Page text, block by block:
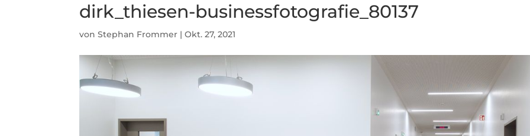
dirk_thiesen-businessfotografie_80137
vonStephan Frommer |Okt. 27, 2021